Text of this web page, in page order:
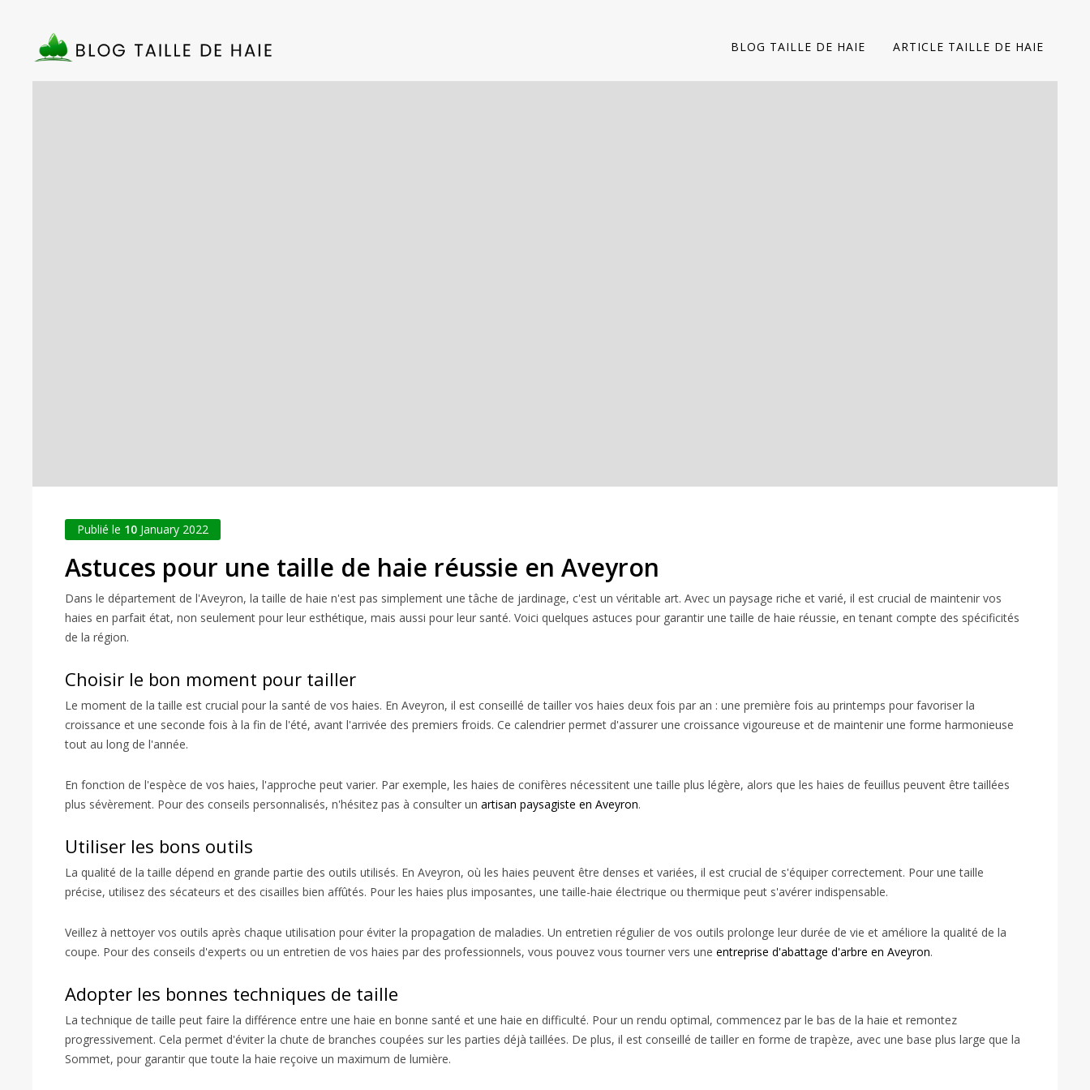
BLOG TAILLE DE HAIE ARTICLE TAILLE DE HAIE
Publié le 10 January 2022
Astuces pour une taille de haie réussie en Aveyron
Dans le département de l'Aveyron, la taille de haie n'est pas simplement une tâche de jardinage, c'est un véritable art. Avec un paysage riche et varié, il est crucial de maintenir vos
haies en parfait état, non seulement pour leur esthétique, mais aussi pour leur santé. Voici quelques astuces pour garantir une taille de haie réussie, en tenant compte des spécificités
de la région.
Choisir le bon moment pour tailler
Le moment de la taille est crucial pour la santé de vos haies. En Aveyron, il est conseillé de tailler vos haies deux fois par an : une première fois au printemps pour favoriser la
croissance et une seconde fois à la fin de l'été, avant l'arrivée des premiers froids. Ce calendrier permet d'assurer une croissance vigoureuse et de maintenir une forme harmonieuse
tout au long de l'année.
En fonction de l'espèce de vos haies, l'approche peut varier. Par exemple, les haies de conifères nécessitent une taille plus légère, alors que les haies de feuillus peuvent être taillées
plus sévèrement. Pour des conseils personnalisés, n'hésitez pas à consulter un artisan paysagiste en Aveyron.
Utiliser les bons outils
La qualité de la taille dépend en grande partie des outils utilisés. En Aveyron, où les haies peuvent être denses et variées, il est crucial de s'équiper correctement. Pour une taille
précise, utilisez des sécateurs et des cisailles bien affûtés. Pour les haies plus imposantes, une taille-haie électrique ou thermique peut s'avérer indispensable.
Veillez à nettoyer vos outils après chaque utilisation pour éviter la propagation de maladies. Un entretien régulier de vos outils prolonge leur durée de vie et améliore la qualité de la
coupe. Pour des conseils d'experts ou un entretien de vos haies par des professionnels, vous pouvez vous tourner vers une entreprise d'abattage d'arbre en Aveyron.
Adopter les bonnes techniques de taille
La technique de taille peut faire la différence entre une haie en bonne santé et une haie en difficulté. Pour un rendu optimal, commencez par le bas de la haie et remontez
progressivement. Cela permet d'éviter la chute de branches coupées sur les parties déjà taillées. De plus, il est conseillé de tailler en forme de trapèze, avec une base plus large que la
Sommet, pour garantir que toute la haie reçoive un maximum de lumière.